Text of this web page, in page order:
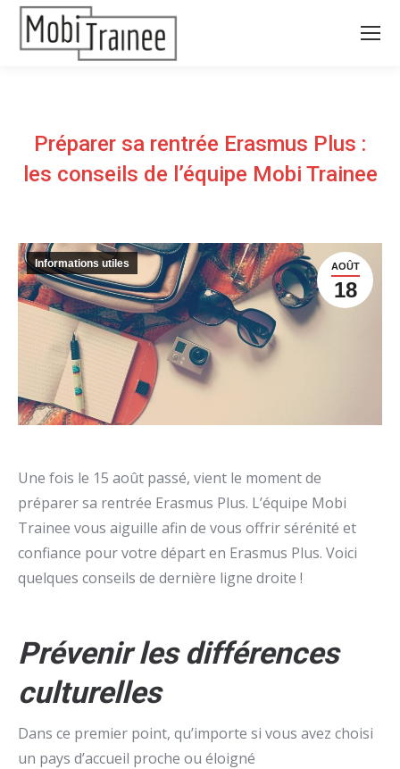
Préparer sa rentrée Erasmus Plus :
les conseils de l’équipe Mobi Trainee
AOÛT
18
Informations utiles
Une fois le 15 août passé, vient le moment de
préparer sa rentrée Erasmus Plus. L’équipe Mobi
Trainee vous aiguille afin de vous offrir sérénité et
confiance pour votre départ en Erasmus Plus. Voici
quelques conseils de dernière ligne droite !
Prévenir les différences
culturelles
Dans ce premier point, qu’importe si vous avez choisi
un pays d’accueil proche ou éloigné